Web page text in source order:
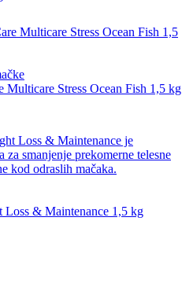
Stress Ocean Fish 1,5 kg
& Maintenance 1,5 kg